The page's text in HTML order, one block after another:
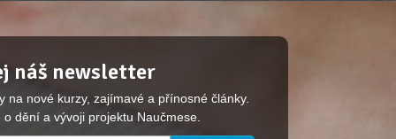
náš newsletter
na nové kurzy, zajímavé a přínosné články.
dění a vývoji projektu Naučmese.